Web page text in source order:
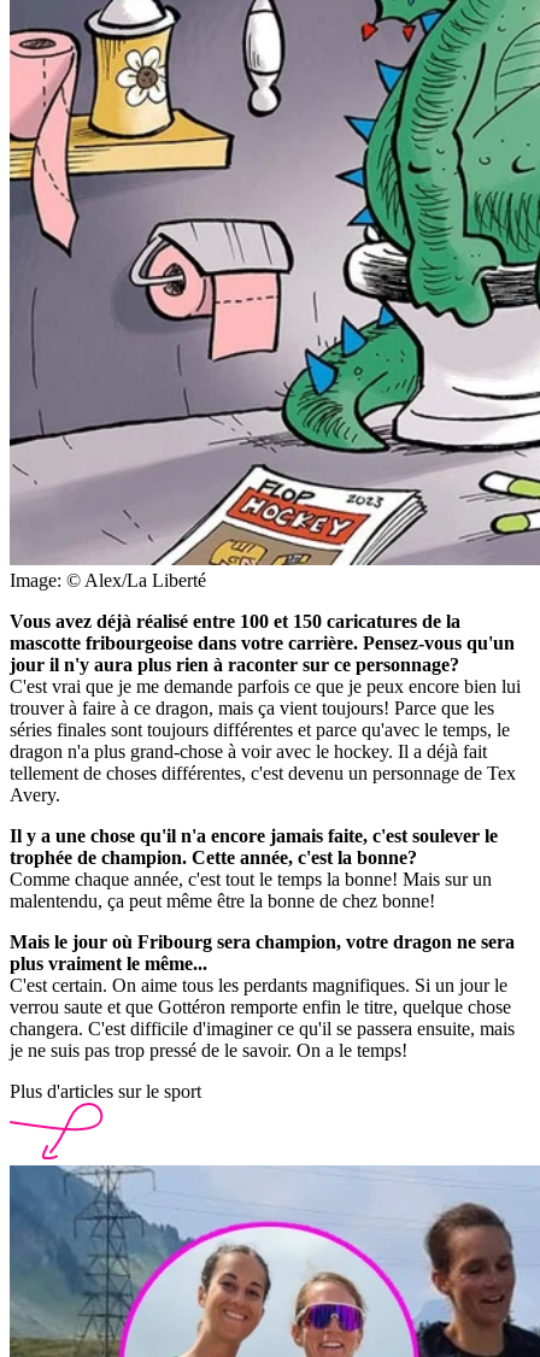
Image: © Alex/La Liberté
Vous avez déjà réalisé entre 100 et 150 caricatures de la
mascotte fribourgeoise dans votre carrière. Pensez-vous qu'un
jour il n'y aura plus rien à raconter sur ce personnage?
C'est vrai que je me demande parfois ce que je peux encore bien lui
trouver à faire à ce dragon, mais ça vient toujours! Parce que les
séries finales sont toujours différentes et parce qu'avec le temps, le
dragon n'a plus grand-chose à voir avec le hockey. Il a déjà fait
tellement de choses différentes, c'est devenu un personnage de Tex
Avery.
Il y a une chose qu'il n'a encore jamais faite, c'est soulever le
trophée de champion. Cette année, c'est la bonne?
Comme chaque année, c'est tout le temps la bonne! Mais sur un
malentendu, ça peut même être la bonne de chez bonne!
Mais le jour où Fribourg sera champion, votre dragon ne sera
plus vraiment le même...
C'est certain. On aime tous les perdants magnifiques. Si un jour le
verrou saute et que Gottéron remporte enfin le titre, quelque chose
changera. C'est difficile d'imaginer ce qu'il se passera ensuite, mais
je ne suis pas trop pressé de le savoir. On a le temps!
Plus d'articles sur le sport